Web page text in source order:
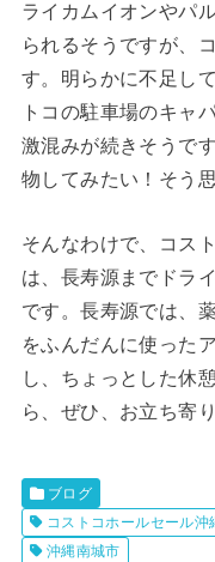
ライカムイオンやパ
られるそうですが、
す。明らかに不足し
トコの駐車場のキャ
激混みが続きそうで
物してみたい！そう思
そんなわけで、コス
は、長寿源までドラ
です。長寿源では、
をふんだんに使った
し、ちょっとした休
ら、ぜひ、お立ち寄
ブログ
コストコホールセール沖
沖縄南城市